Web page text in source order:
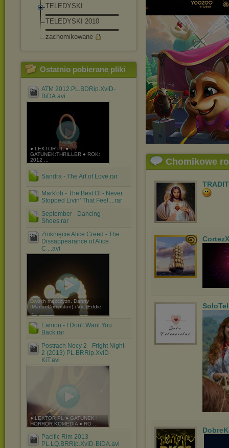
TELEDYSKI
▬▬▬▬▬▬▬▬▬▬▬
TELEDYSKI 2010
▬▬▬▬▬▬▬▬▬▬▬
zachomikowane
Ostatnio pobierane pliki
ATM 2012.PL.BDRip.XviD-
BiDA.avi
● LEKTOR PL ●
GATUNEK:THRILLER ● ROK:
2012 ...
Sandra - The Art of Love.rar
Mark'oh - The Best Of - Never
Stopped Livin' That Feel....rar
September - Dancing
Shoes.rar
Zniknięcie Alice Creed - The
Dissappearance of Alice
C....avi
Dwóch mężczyzn, Danny
(Martin Compston) i Vic (Eddie
Eamon - I Don't Want You
Back.rar
Postrach Nocy 2 - Fright Night
2 (2013) PL.BRRip.XviD-
KiT.avi
● LEKTOR PL ● GATUNEK :
HORROR KOMEDIA ● RO ...
Pacific Rim 2013
PL.LQ.BRRip.XviD-BiDA.avi
Chomikowe
CortezX